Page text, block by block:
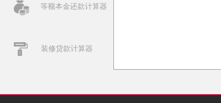
等额本金还款计算器
装修贷款计算器